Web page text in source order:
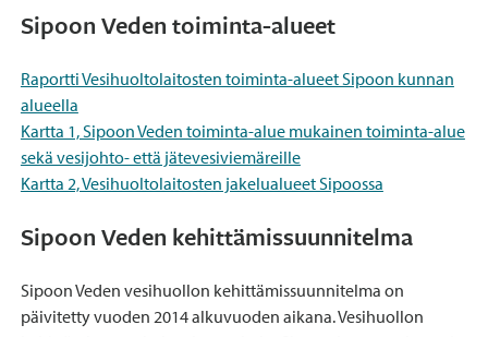
Sipoon Veden toiminta-alueet
Raportti Vesihuoltolaitosten toiminta-alueet Sipoon kunnan
alueella
Kartta 1, Sipoon Veden toiminta-alue mukainen toiminta-alue
sekä vesijohto- että jätevesiviemäreille
Kartta 2, Vesihuoltolaitosten jakelualueet Sipoossa
Sipoon Veden kehittämissuunnitelma
Sipoon Veden vesihuollon kehittämissuunnitelma on
päivitetty vuoden 2014 alkuvuoden aikana. Vesihuollon